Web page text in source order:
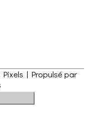
| Propulsé par